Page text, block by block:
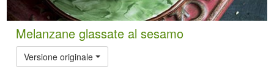
Melanzane glassate al sesamo
Versione originale